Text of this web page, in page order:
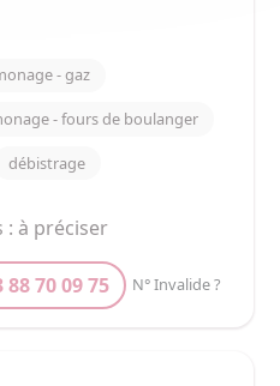
- gaz
- fours de boulanger
débistrage
à préciser
88 70 09 75 N° Invalide ?